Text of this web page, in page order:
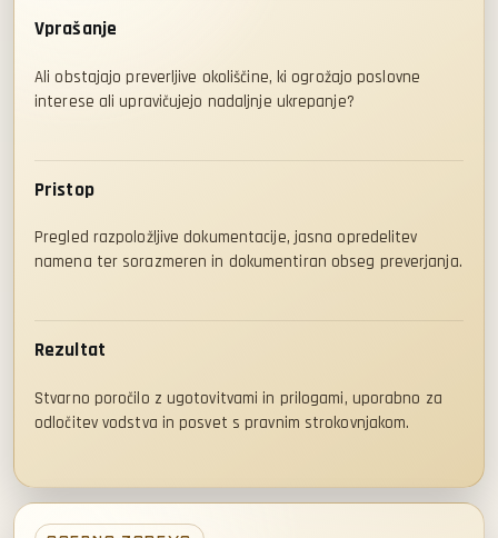
Vprašanje
Ali obstajajo preverljive okoliščine, ki ogrožajo poslovne
interese ali upravičujejo nadaljnje ukrepanje?
Pristop
Pregled razpoložljive dokumentacije, jasna opredelitev
namena ter sorazmeren in dokumentiran obseg preverjanja.
Rezultat
Stvarno poročilo z ugotovitvami in prilogami, uporabno za
odločitev vodstva in posvet s pravnim strokovnjakom.